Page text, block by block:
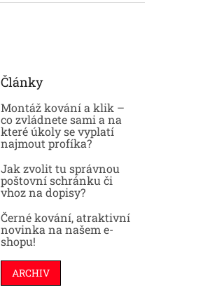
Články
Montáž kování a klik –
co zvládnete sami a na
které úkoly se vyplatí
najmout profíka?
Jak zvolit tu správnou
poštovní schránku či
vhoz na dopisy?
Černé kování, atraktivní
novinka na našem e-
shopu!
ARCHIV